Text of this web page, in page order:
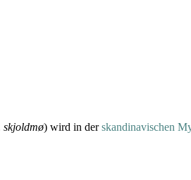
skjoldmø) wird in derskandinavischen